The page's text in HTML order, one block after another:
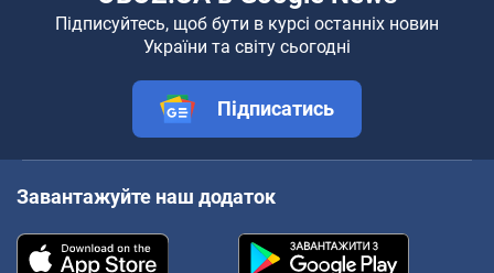
Підписуйтесь, щоб бути в курсі останніх новин
України та світу сьогодні
Підписатись
Завантажуйте наш додаток